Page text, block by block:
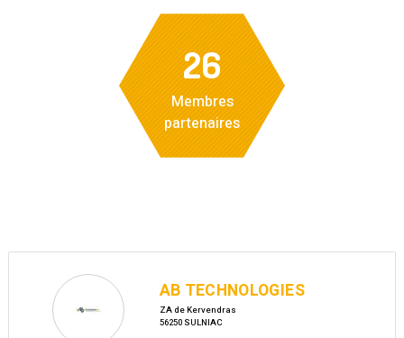
26
Membres
partenaires
AB TECHNOLOGIES
ZA de Kervendras
56250 SULNIAC